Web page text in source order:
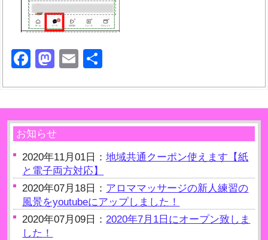
Facebook
Mastodon
Email
お知らせ
2020年11月01日：地域共通クーポン使えます【紙
と電子両方対応】
2020年07月18日： アロママッサージの新人練習の
風景をyoutubeにアップしました！
2020年07月09日：2020年7月1日にオープン致しま
した！